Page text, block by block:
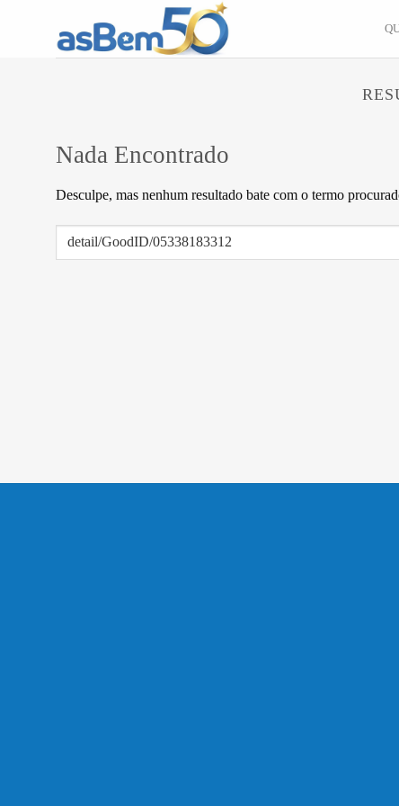
Nada Encontrado
Desculpe, mas nenhum resultado bate com o termo